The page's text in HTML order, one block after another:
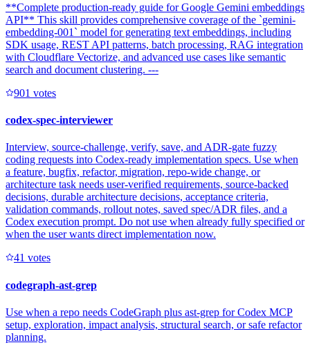
**Complete production-ready guide for Google Gemini embeddings
API** This skill provides comprehensive coverage of the `gemini-
embedding-001` model for generating text embeddings, including
SDK usage, REST API patterns, batch processing, RAG integration
with Cloudflare Vectorize, and advanced use cases like semantic
search and document clustering. ---
901 votes
codex-spec-interviewer
Interview, source-challenge, verify, save, and ADR-gate fuzzy
coding requests into Codex-ready implementation specs. Use when
a feature, bugfix, refactor, migration, repo-wide change, or
architecture task needs user-verified requirements, source-backed
decisions, durable architecture decisions, acceptance criteria,
validation commands, rollout notes, saved spec/ADR files, and a
Codex execution prompt. Do not use when already fully specified or
when the user wants direct implementation now.
41 votes
codegraph-ast-grep
Use when a repo needs CodeGraph plus ast-grep for Codex MCP
setup, exploration, impact analysis, structural search, or safe refactor
planning.